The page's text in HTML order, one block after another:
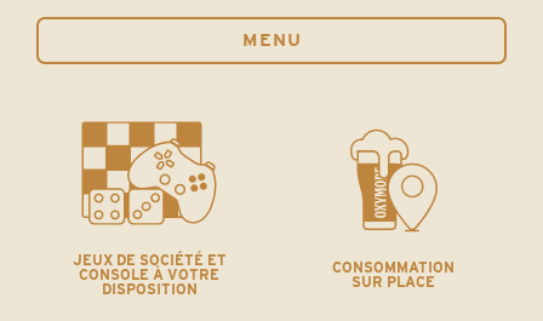
MENU
JEUX DE SOCIÉTÉ ET
CONSOLE À VOTRE
DISPOSITION
CONSOMMATION
SUR PLACE